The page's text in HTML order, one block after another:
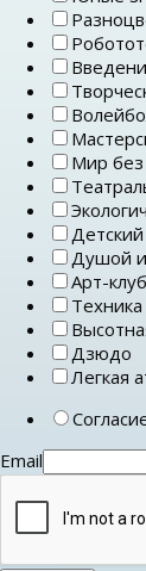
Мир без
Детский
Душой
Арт-клуб
Техника
Дзюдо
Легкая
Email